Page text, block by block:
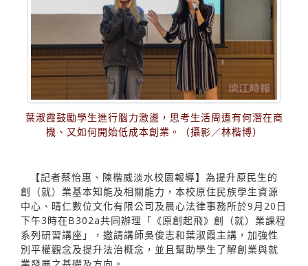
葉淑霞鼓勵學生進行腦力激盪，思考生活周遭有何潛在商
機、又如何開始低成本創業。（攝影／林楷博）
【記者蔡怡惠、陳楷威淡水校園報導】為提升原民生的
創（就）業基本知能及相關能力，本校原住民族學生資源
中心、晴仁數位文化有限公司及晨心法律事務所於9月20日
下午3時在B302a共同辦理「《原創起飛》創（就）業課程
系列研習講座」，邀請講師吳俊志和葉淑霞主講，加強性
別平權觀念及提升法治概念，並且幫助學生了解創業與就
業發展之基礎及方向。